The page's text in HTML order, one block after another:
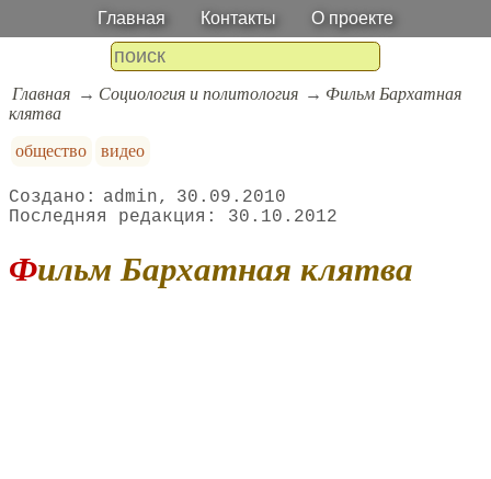
Главная Контакты О проекте
Главная Социология и политология
Фильм Бархатная
клятва
общество
видео
admin
30.09.2010
30.10.2012
Фильм Бархатная клятва